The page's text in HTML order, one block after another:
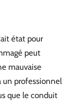
état pour
peut
mauvaise
un professionnel
que le conduit